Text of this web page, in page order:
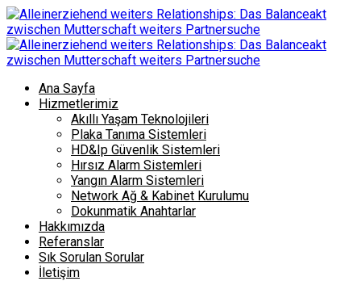
Ana Sayfa
Hizmetlerimiz
Akıllı Yaşam Teknolojileri
Plaka Tanıma Sistemleri
HD&Ip Güvenlik Sistemleri
Hırsız Alarm Sistemleri
Yangın Alarm Sistemleri
Network Ağ & Kabinet Kurulumu
Dokunmatik Anahtarlar
Hakkımızda
Referanslar
Sık Sorulan Sorular
İletişim